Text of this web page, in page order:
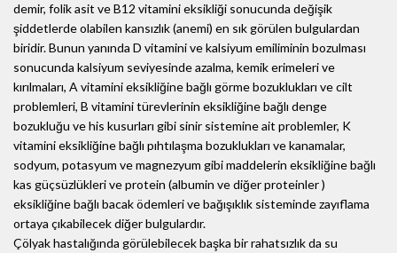
demir, folik asit ve B12 vitamini eksikliği sonucunda değişik
şiddetlerde olabilen kansızlık (anemi) en sık görülen bulgulardan
biridir. Bunun yanında D vitamini ve kalsiyum emiliminin bozulması
sonucunda kalsiyum seviyesinde azalma, kemik erimeleri ve
kırılmaları, A vitamini eksikliğine bağlı görme bozuklukları ve cilt
problemleri, B vitamini türevlerinin eksikliğine bağlı denge
bozukluğu ve his kusurları gibi sinir sistemine ait problemler, K
vitamini eksikliğine bağlı pıhtılaşma bozuklukları ve kanamalar,
sodyum, potasyum ve magnezyum gibi maddelerin eksikliğine bağlı
kas güçsüzlükleri ve protein (albumin ve diğer proteinler )
eksikliğine bağlı bacak ödemleri ve bağışıklık sisteminde zayıflama
ortaya çıkabilecek diğer bulgulardır.
Çölyak hastalığında görülebilecek başka bir rahatsızlık da su